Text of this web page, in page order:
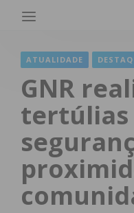
ATUALIDADE
GNR
tertúlias